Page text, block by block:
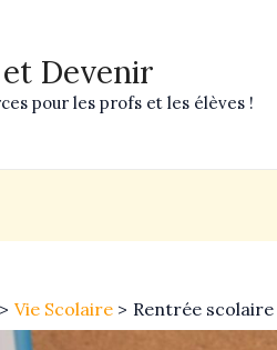
Devenir
pour les profs et les élèves !
Vie Scolaire Rentrée scolaire